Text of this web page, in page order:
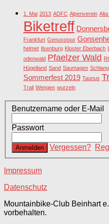
1. Mai 2013 ADFC Alpenverein Alta
Biketreff
Frankfurt Genusstour
helmet
Ilsenburg Kloster Eberbach
odenwald Pfaelzer Wald
Hügelland Sand Saumagen
Sommerfest 2019 Taunus
Trail Wengen wurzeln
Benutzername oder E-Mail
Passwort
Vergessen?
Impressum
Datenschutz
Mountainbike-Club Beinhart
vorbehalten.